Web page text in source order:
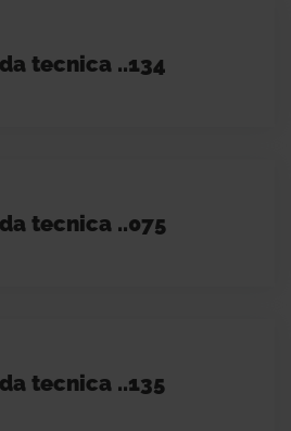
tecnica ..134
tecnica ..075
tecnica ..135